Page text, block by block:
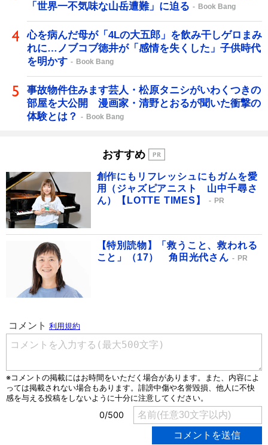
「世界一不気味な山岳遭難」に迫る
Book Bang
心を病んだ母が「4Lの大五郎」を飲み干しゲロまみ
れに…ノブコブ徳井が「感情を失くした」子供時代
を明かす
Book Bang
事故物件住みます芸人・松原タニシがいわくつきの
部屋を大公開 漫画家・清野とおるが聞いた衝撃の
体験とは？
Book Bang
おすすめ
創作にもリフレッシュにもガムを愛
用（ジャズピアニスト 山中千尋さ
ん）【LOTTE TIMES】
PR
【特別読物】「救うこと、救われる
こと」（17） 角田光代さん
PR